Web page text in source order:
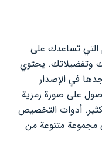
التي تساعدك على
وتفضيلاتك. يحتوي
في الإصدار
على صورة رمزية
أدوات التخصيص
متنوعة من